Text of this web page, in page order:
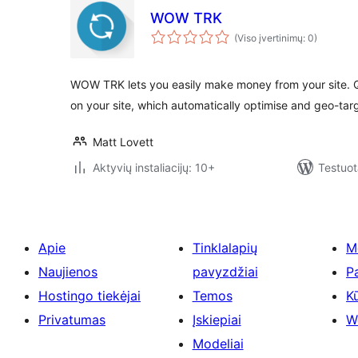
WOW TRK
(Viso įvertinimų: 0)
WOW TRK lets you easily make money from your site.
on your site, which automatically optimise and geo-
Matt Lovett
Aktyvių instaliacijų: 10+
Apie
Naujienos
Hostingo tiekėjai
Privatumas
Tinklalapių
pavyzdžiai
Temos
Įskiepiai
Modeliai